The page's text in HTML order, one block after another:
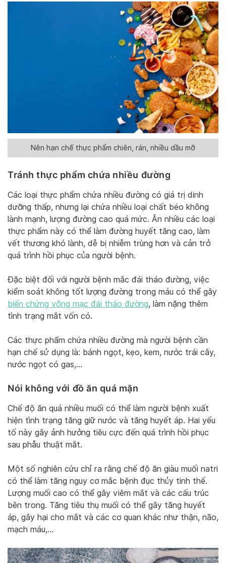
Nên hạn chế thực phẩm chiên, rán, nhiều dầu mỡ
Tránh thực phẩm chứa nhiều đường
Các loại thực phẩm chứa nhiều đường có giá trị dinh
dưỡng thấp, nhưng lại chứa nhiều loại chất béo không
lành mạnh, lượng đường cao quá mức. Ăn nhiều các loại
thực phẩm này có thể làm đường huyết tăng cao, làm
vết thương khó lành, dễ bị nhiễm trùng hơn và cản trở
quá trình hồi phục của người bệnh.
Đặc biệt đối với người bệnh mắc đái tháo đường, việc
kiểm soát không tốt lượng đường trong máu có thể gây
biến chứng võng mạc đái tháo đường, làm nặng thêm
tình trạng mắt vốn có.
Các thực phẩm chứa nhiều đường mà người bệnh cần
hạn chế sử dụng là: bánh ngọt, kẹo, kem, nước trái cây,
nước ngọt có gas,…
Nói không với đồ ăn quá mặn
Chế độ ăn quá nhiều muối có thể làm người bệnh xuất
hiện tình trạng tăng giữ nước và tăng huyết áp. Hai yếu
tố này gây ảnh hưởng tiêu cực đến quá trình hồi phục
sau phẫu thuật mắt.
Một số nghiên cứu chỉ ra rằng chế độ ăn giàu muối natri
có thể làm tăng nguy cơ mắc bệnh đục thủy tinh thế.
Lượng muối cao có thể gây viêm mắt và các cấu trúc
bên trong. Tăng tiêu thụ muối có thể gây tăng huyết
áp, gây hại cho mắt và các cơ quan khác như thận, não,
mạch máu,…